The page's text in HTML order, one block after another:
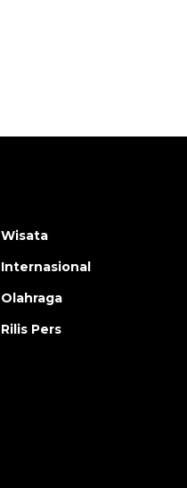
Wisata
Internasional
Olahraga
Rilis Pers